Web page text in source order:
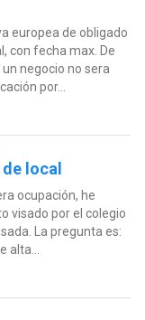
europea de obligado
con fecha max. De
negocio no sera
por...
local
ocupación, he
visado por el colegio
La pregunta es: